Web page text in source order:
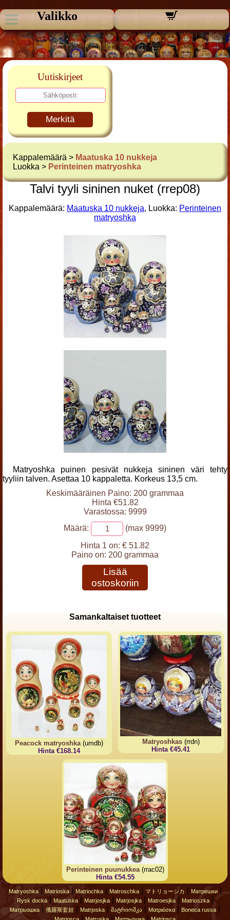
Valikko
Uutiskirjeet
Merkitä
Kappalemäärä > Maatuska 10 nukkeja
Luokka > Perinteinen matryoshka
Talvi tyyli sininen nuket (rrep08)
Kappalemäärä: Maatuska 10 nukkeja, Luokka: Perinteinen
matryoshka
Matryoshka puinen pesivät nukkeja sininen väri tehty
tyyliin talven. Asettaa 10 kappaletta. Korkeus 13,5 cm.
Keskimääräinen Paino: 200 grammaa
Hinta €51.82
Varastossa: 9999
Määrä:
(max 9999)
Hinta 1 on: € 51.82
Paino on: 200 grammaa
Lisää
ostoskoriin
Samankaltaiset tuotteet
Peacock matryoshka(umdb)
Hinta €168.14
Matryoshkas(rrdn)
Hinta €45.41
Perinteinen puunukkea(rrac02)
Hinta €54.55
Matryoshka| Matrioska| Matriochka| Matroschka| マトリョーシカ Матрешки|
Rysk docka| Maatuska| Matrjosjka| Matrjosjka| Matroesjka| Matrioszka|
Матрьошка 俄羅斯套娃 Matrjoska მატრიოშკა Ματριόσκα Boneca russa
Matriosca Matruska Матрьошка Matriosca